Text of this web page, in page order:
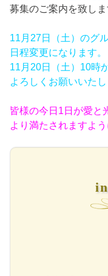
募集のご案内を致しま
11月27日（土）のグ
日程変更になります。
11月20日（土）10時
よろしくお願いいたし
皆様の今日1日が愛と
より満たされますよ